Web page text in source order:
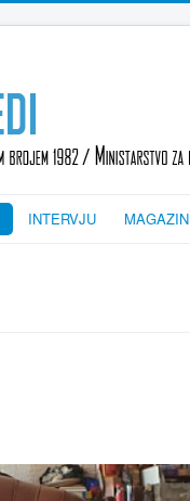
INTERVJU MAGAZIN